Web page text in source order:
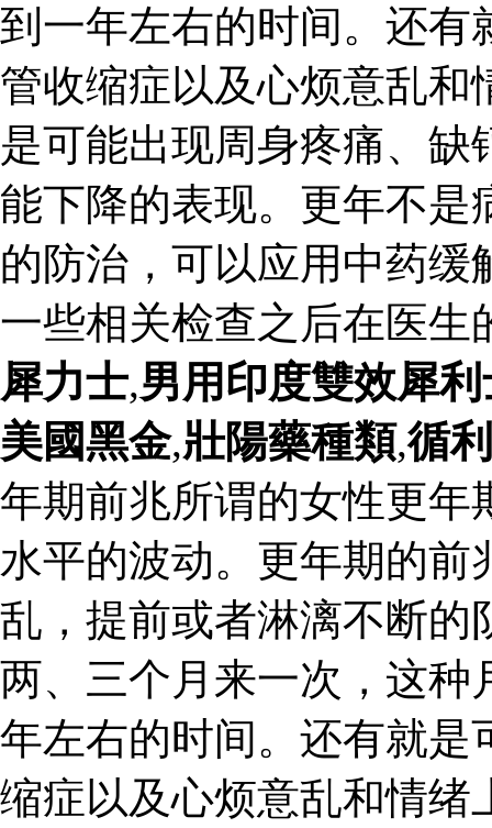
到一年左右的时间。还有
管收缩症以及心烦意乱和
是可能出现周身疼痛、
能下降的表现。更年不是
的防治，可以应用中药
一些相关检查之后在医生
犀力士,男用印度雙效犀利
美國黑金,壯陽藥種類,循
年期前兆所谓的女性更年
水平的波动。更年期的
乱，提前或者淋漓不断的
两、三个月来一次，这种
年左右的时间。还有就是
缩症以及心烦意乱和情绪